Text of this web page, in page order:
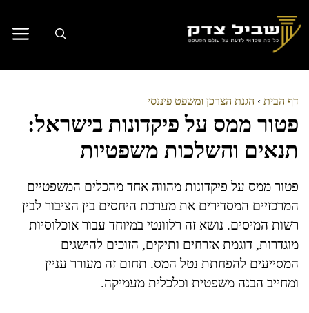
לתוכן
דף הבית › הגנת הצרכן ומשפט פיננסי
פטור ממס על פיקדונות בישראל:
תנאים והשלכות משפטיות
פטור ממס על פיקדונות מהווה אחד מהכלים המשפטיים
המרכזיים המסדירים את מערכת היחסים בין הציבור לבין
רשות המיסים. נושא זה רלוונטי במיוחד עבור אוכלוסיות
מוגדרות, דוגמת אזרחים ותיקים, הזוכים להישגים
המסייעים להפחתת נטל המס. תחום זה מעורר עניין
ומחייב הבנה משפטית וכלכלית מעמיקה.